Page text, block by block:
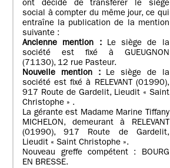
ont décidé de transférer le siège
social à compter du même jour, ce qui
entraîne la publication de la mention
suivante :
Ancienne mention : Le siège de la
société est fixé à GUEUGNON
(71130), 12 rue Pasteur.
Nouvelle mention : Le siège de la
société est fixé à RELEVANT (01990),
917 Route de Gardelit, Lieudit « Saint
Christophe » .
La gérante est Madame Marine Tiffany
MICHELON, demeurant à RELEVANT
(01990), 917 Route de Gardelit,
Lieudit « Saint Christophe ».
Nouveau greffe compétent : BOURG
EN BRESSE.